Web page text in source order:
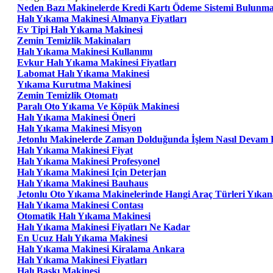
Neden Bazı Makinelerde Kredi Kartı Ödeme Sistemi
Halı Yıkama Makinesi Almanya Fiyatları
Ev Tipi Halı Yıkama Makinesi
Zemin Temizlik Makinaları
Halı Yıkama Makinesi Kullanımı
Evkur Halı Yıkama Makinesi Fiyatları
Labomat Halı Yıkama Makinesi
Yıkama Kurutma Makinesi
Zemin Temizlik Otomatı
Paralı Oto Yıkama Ve Köpük Makinesi
Halı Yıkama Makinesi Öneri
Halı Yıkama Makinesi Misyon
Jetonlu Makinelerde Zaman Dolduğunda İşlem Nasıl Devam
Halı Yıkama Makinesi Fiyat
Halı Yıkama Makinesi Profesyonel
Halı Yıkama Makinesi Için Deterjan
Halı Yıkama Makinesi Bauhaus
Jetonlu Oto Yıkama Makinelerinde Hangi Araç Türleri
Halı Yıkama Makinesi Contası
Otomatik Halı Yıkama Makinesi
Halı Yıkama Makinesi Fiyatları Ne Kadar
En Ucuz Halı Yıkama Makinesi
Halı Yıkama Makinesi Kiralama Ankara
Halı Yıkama Makinesi Fiyatları
Halı Baskı Makinesi